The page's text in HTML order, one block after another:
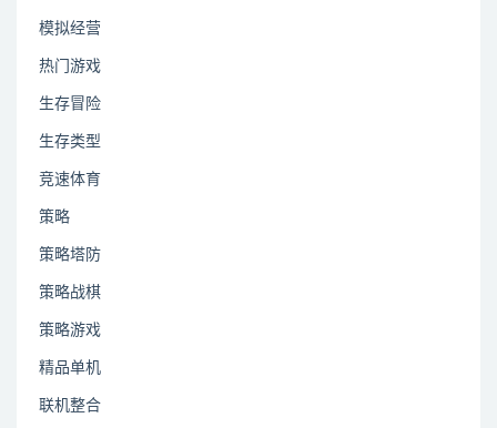
模拟经营
热门游戏
生存冒险
生存类型
竞速体育
策略
策略塔防
策略战棋
策略游戏
精品单机
联机整合